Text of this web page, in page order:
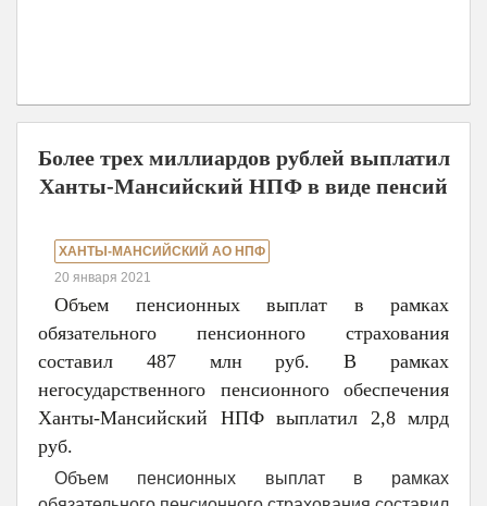
Более трех миллиардов рублей выплатил
Ханты-Мансийский НПФ в виде пенсий
ХАНТЫ-МАНСИЙСКИЙ АО НПФ
20 января 2021
Объем пенсионных выплат в рамках
обязательного пенсионного страхования
составил 487 млн руб. В рамках
негосударственного пенсионного обеспечения
Ханты-Мансийский НПФ выплатил 2,8 млрд
руб.
Объем пенсионных выплат в рамках